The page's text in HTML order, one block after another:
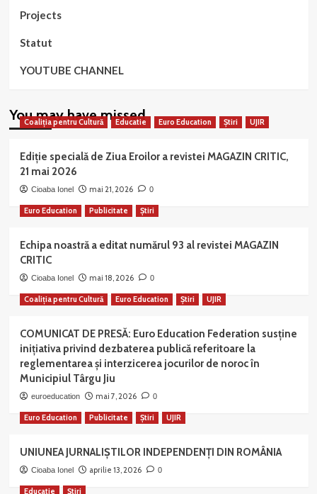
Projects
Statut
YOUTUBE CHANNEL
You may have missed
Coaliția pentru Cultură Educatie Euro Education Știri UJIR
Ediție specială de Ziua Eroilor a revistei MAGAZIN CRITIC,
21 mai 2026
Cioaba Ionel mai 21, 2026 0
Euro Education Publicitate Știri
Echipa noastră a editat numărul 93 al revistei MAGAZIN
CRITIC
Cioaba Ionel mai 18, 2026 0
Coaliția pentru Cultură Euro Education Știri UJIR
COMUNICAT DE PRESĂ: Euro Education Federation susține
inițiativa privind dezbaterea publică referitoare la
reglementarea și interzicerea jocurilor de noroc în
Municipiul Târgu Jiu
euroeducation mai 7, 2026 0
Euro Education Publicitate Știri UJIR
UNIUNEA JURNALIȘTILOR INDEPENDENȚI DIN ROMÂNIA
Cioaba Ionel aprilie 13, 2026 0
Educatie Știri